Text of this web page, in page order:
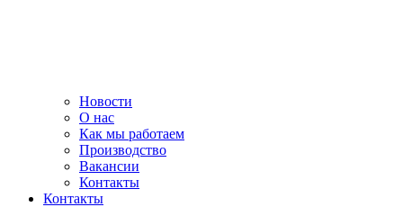
Новости
О нас
Как мы работаем
Производство
Вакансии
Контакты
Контакты